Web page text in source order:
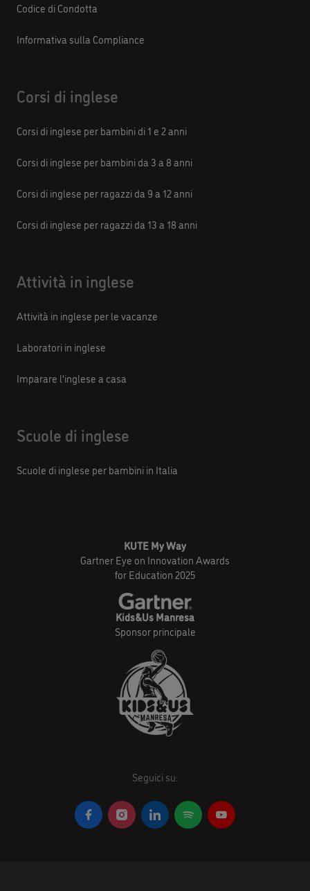
Codice di Condotta
Informativa sulla Compliance
Corsi di inglese
Corsi di inglese per bambini di 1 e 2 anni
Corsi di inglese per bambini da 3 a 8 anni
Corsi di inglese per ragazzi da 9 a 12 anni
Corsi di inglese per ragazzi da 13 a 18 anni
Attività in inglese
Attività in inglese per le vacanze
Laboratori in inglese
Imparare l'inglese a casa
Scuole di inglese
Scuole di inglese per bambini in Italia
KUTE My Way
Gartner Eye on Innovation Awards
for Education 2025
Kids&Us Manresa
Sponsor principale
Seguici su: